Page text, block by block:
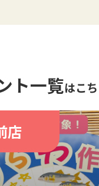
ト一覧はこ
店